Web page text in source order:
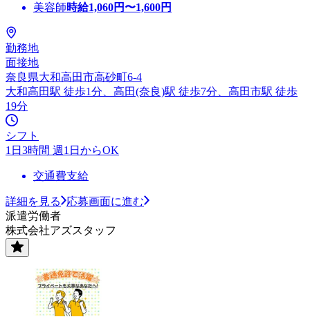
美容師時給1,060円〜1,600円
勤務地
面接地
奈良県大和高田市高砂町6-4
大和高田駅 徒歩1分、高田(奈良)駅 徒歩7分、高田市駅 徒歩
19分
シフト
1日3時間 週1日からOK
交通費支給
詳細を見る
応募画面に進む
派遣労働者
株式会社アズスタッフ